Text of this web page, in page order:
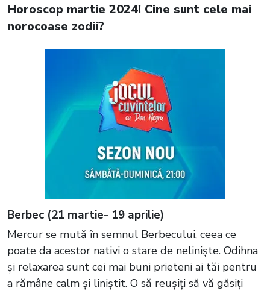
Horoscop martie 2024! Cine sunt cele mai
norocoase zodii?
Berbec (21 martie- 19 aprilie)
Mercur se mută în semnul Berbecului, ceea ce
poate da acestor nativi o stare de neliniște. Odihna
și relaxarea sunt cei mai buni prieteni ai tăi pentru
a rămâne calm și liniștit. O să reușiți să vă găsiți